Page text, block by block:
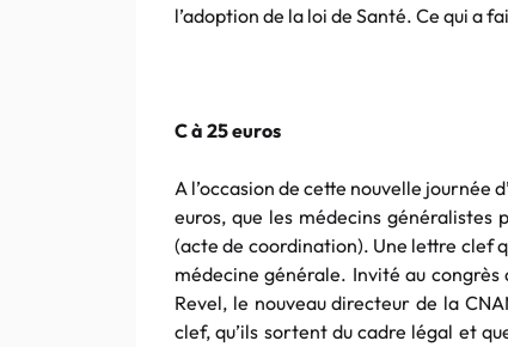
l’adoption de la loi de Santé. Ce qui a
C à 25 euros
A l’occasion de cette nouvelle journée
euros, que les médecins
(acte de coordination). Une lettre clef
médecine générale. Invité au
Revel, le nouveau directeur de la
clef, qu’ils sortent du cadre légal et